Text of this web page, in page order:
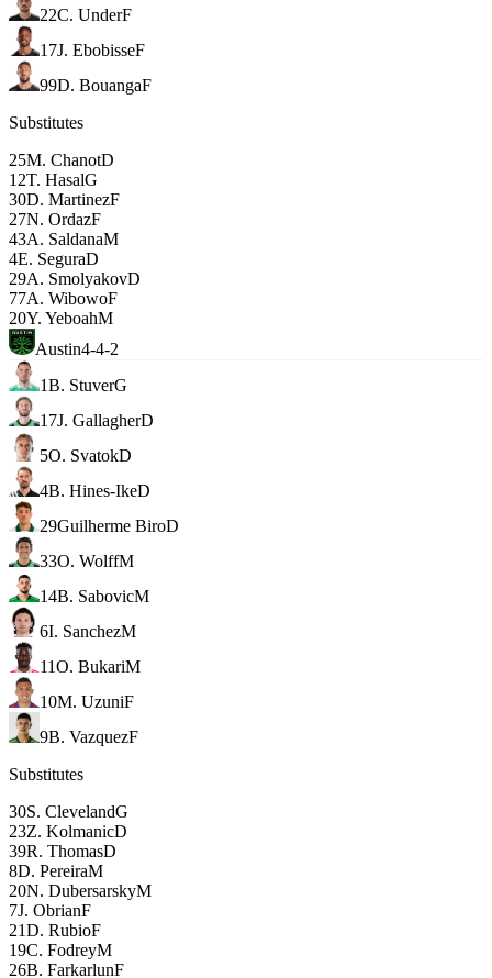
22C. UnderF
17J. EbobisseF
99D. BouangaF
Substitutes
25M. ChanotD
12T. HasalG
30D. MartinezF
27N. OrdazF
43A. SaldanaM
4E. SeguraD
29A. SmolyakovD
77A. WibowoF
20Y. YeboahM
Austin4-4-2
1B. StuverG
17J. GallagherD
5O. SvatokD
4B. Hines-IkeD
29Guilherme BiroD
33O. WolffM
14B. SabovicM
6I. SanchezM
11O. BukariM
10M. UzuniF
9B. VazquezF
Substitutes
30S. ClevelandG
23Z. KolmanicD
39R. ThomasD
8D. PereiraM
20N. DubersarskyM
7J. ObrianF
21D. RubioF
19C. FodreyM
26B. FarkarlunF